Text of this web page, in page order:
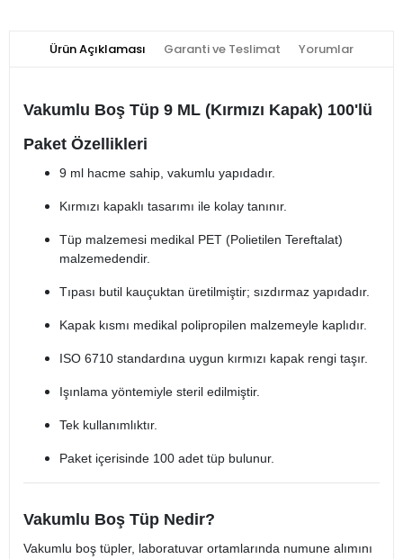
Ürün Açıklaması Garanti ve Teslimat Yorumlar
Vakumlu Boş Tüp 9 ML (Kırmızı Kapak) 100'lü
Paket Özellikleri
9 ml hacme sahip, vakumlu yapıdadır.
Kırmızı kapaklı tasarımı ile kolay tanınır.
Tüp malzemesi medikal PET (Polietilen Tereftalat)
malzemedendir.
Tıpası butil kauçuktan üretilmiştir; sızdırmaz yapıdadır.
Kapak kısmı medikal polipropilen malzemeyle kaplıdır.
ISO 6710 standardına uygun kırmızı kapak rengi taşır.
Işınlama yöntemiyle steril edilmiştir.
Tek kullanımlıktır.
Paket içerisinde 100 adet tüp bulunur.
Vakumlu Boş Tüp Nedir?
Vakumlu boş tüpler, laboratuvar ortamlarında numune alımını